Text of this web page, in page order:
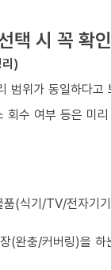
택 시 꼭 확
리)
범위가 동일하다고
회수 여부 등은 미
(식기/TV/전자기
(완충/커버링)을 하